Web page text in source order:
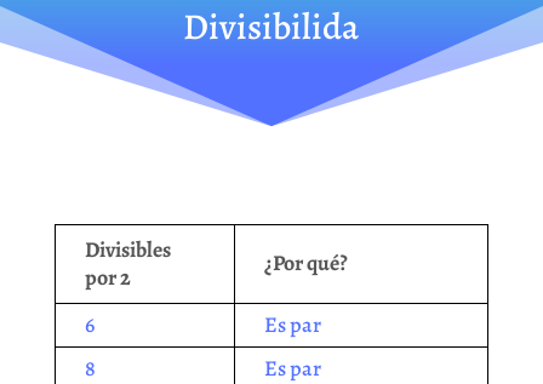
Divisibilida
Divisibles
por 2
¿Por qué?
6
Es par
8
Es par